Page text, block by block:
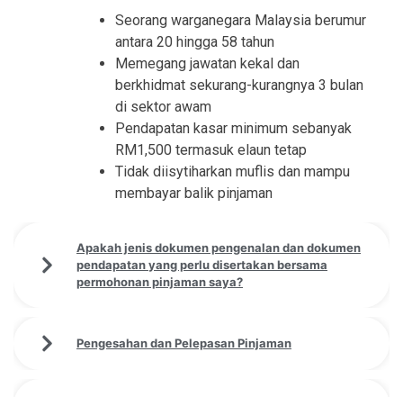
Seorang warganegara Malaysia berumur
antara 20 hingga 58 tahun
Memegang jawatan kekal dan
berkhidmat sekurang-kurangnya 3 bulan
di sektor awam
Pendapatan kasar minimum sebanyak
RM1,500 termasuk elaun tetap
Tidak diisytiharkan muflis dan mampu
membayar balik pinjaman
Apakah jenis dokumen pengenalan dan dokumen
pendapatan yang perlu disertakan bersama
permohonan pinjaman saya?
Pengesahan dan Pelepasan Pinjaman